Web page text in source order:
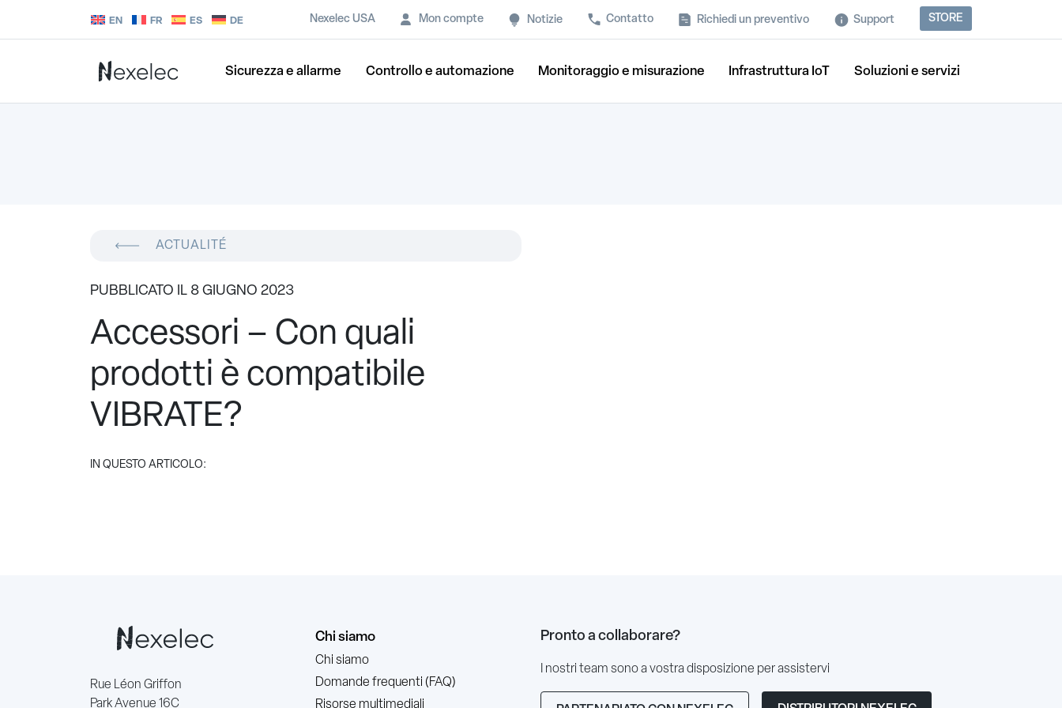
EN FR ES DE Nexelec USA Mon compte Notizie Contatto Richiedi un preventivo Support STORE
Sicurezza e allarme Controllo e automazione Monitoraggio e misurazione Infrastruttura IoT Soluzioni e servizi
ACTUALITÉ
PUBBLICATO IL 8 GIUGNO 2023
Accessori – Con quali
prodotti è compatibile
VIBRATE?
IN QUESTO ARTICOLO:
Rue Léon Griffon
Park Avenue 16C
Chi siamo
Chi siamo
Domande frequenti (FAQ)
Risorse multimediali
Pronto a collaborare?
I nostri team sono a vostra disposizione per assistervi